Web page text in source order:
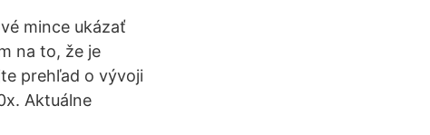
mince ukázať
na to, že je
prehľad o vývoji
Aktuálne